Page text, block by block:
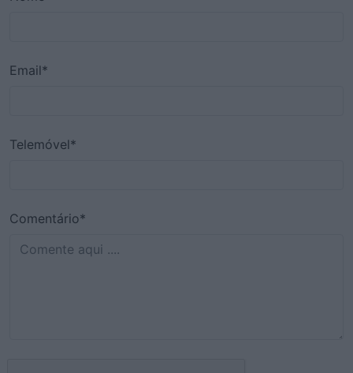
Email*
Telemóvel*
Comentário*